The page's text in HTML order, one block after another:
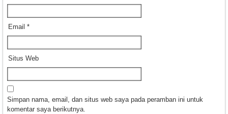
Email *
Situs Web
Simpan nama, email, dan situs web saya pada peramban ini untuk
komentar saya berikutnya.